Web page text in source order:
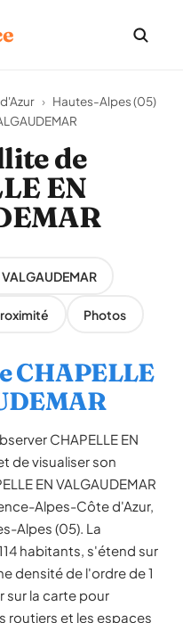
› Hautes-Alpes (05)
de
EN
VALGAUDEMAR
Photos
CHAPELLE
CHAPELLE EN
de visualiser son
EN VALGAUDEMAR
Alpes-Côte d'Azur,
Alpes (05). La
habitants, s'étend sur
densité de l'ordre de 1
sur la carte pour
routiers et les espaces